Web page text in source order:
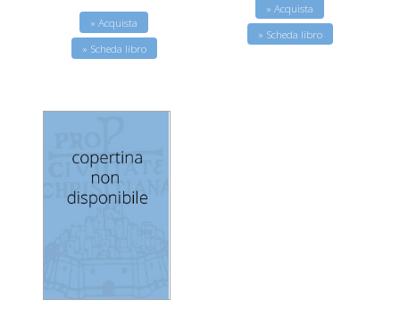
» Acquista
» Scheda libro
» Acquista
» Scheda libro